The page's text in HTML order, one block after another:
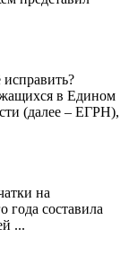
исправить?
в Едином
(далее – ЕГРН),
на
года составила
...